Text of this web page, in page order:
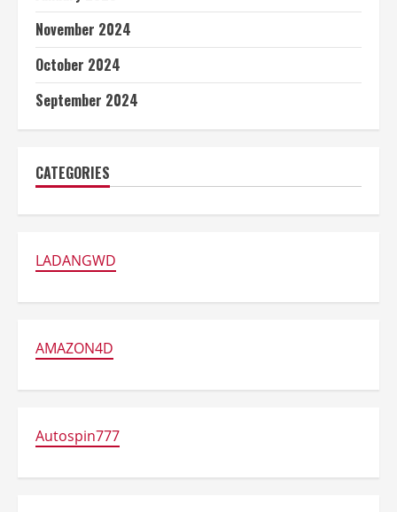
November 2024
October 2024
September 2024
CATEGORIES
LADANGWD
AMAZON4D
Autospin777